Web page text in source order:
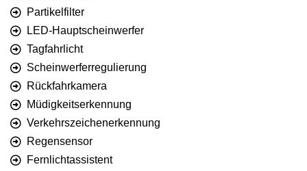
Partikelfilter
LED-Hauptscheinwerfer
Tagfahrlicht
Scheinwerferregulierung
Rückfahrkamera
Müdigkeitserkennung
Verkehrszeichenerkennung
Regensensor
Fernlichtassistent